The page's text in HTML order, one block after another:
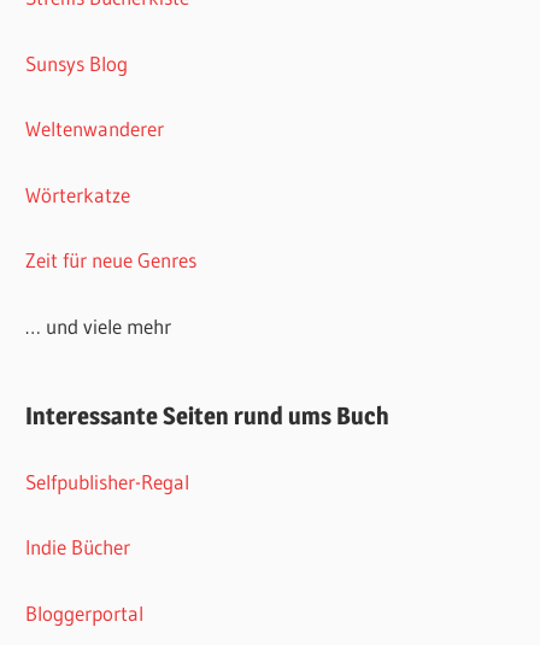
Sunsys Blog
Weltenwanderer
Wörterkatze
Zeit für neue Genres
… und viele mehr
Interessante Seiten rund ums Buch
Selfpublisher-Regal
Indie Bücher
Bloggerportal